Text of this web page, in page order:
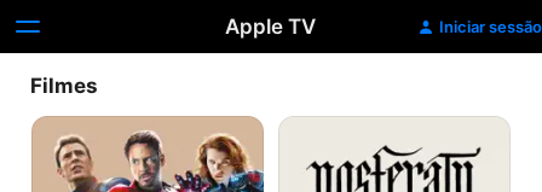
Apple TV Iniciar sessão
Filmes
Vingadores:
Nosferatu